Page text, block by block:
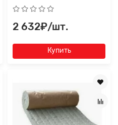
2 632₽/шт.
Купить